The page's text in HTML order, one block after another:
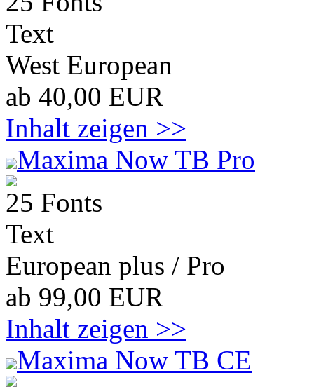
Text
West European
ab 40,00 EUR
Inhalt zeigen >>
Maxima Now TB Pro
25 Fonts
Text
European plus / Pro
ab 99,00 EUR
Inhalt zeigen >>
Maxima Now TB CE